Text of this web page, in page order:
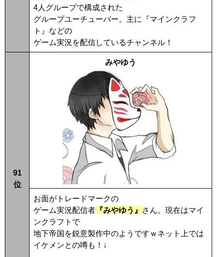
4人グループで構成された
グループユーチューバー。主に『マインクラフ
ト』などの
ゲーム実況を配信しているチャンネル！
91
位
みやゆう
お面がトレードマークの
ゲーム実況配信者 『みやゆう』
さん。現在はマイ
ンクラフトで
地下帝国を鋭意製作中のようですｗネット上では
イケメンとの噂も！↓